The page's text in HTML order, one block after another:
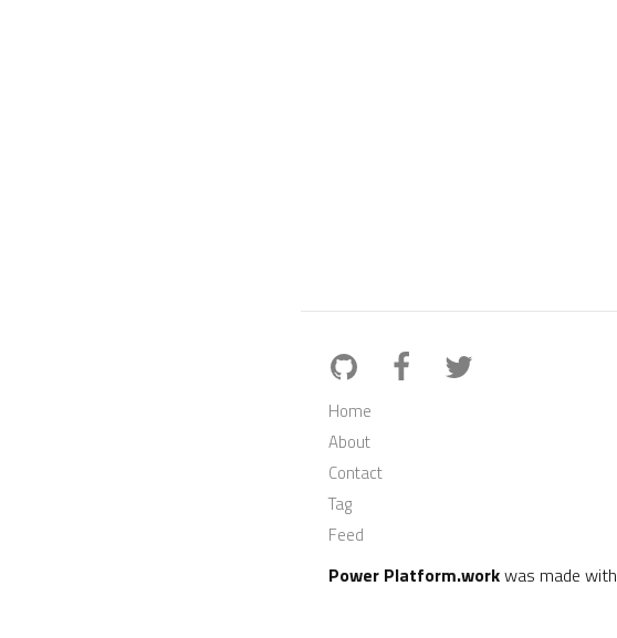
Home
About
Contact
Tag
Feed
Power Platform.workwas made with